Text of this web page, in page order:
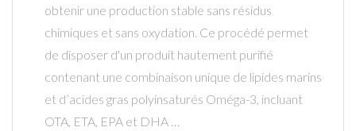
obtenir une production stable sans résidus
chimiques et sans oxydation. Ce procédé permet
de disposer d'un produit hautement purifié
contenant une combinaison unique de lipides marins
et d’acides gras polyinsaturés Oméga-3, incluant
OTA, ETA, EPA et DHA …